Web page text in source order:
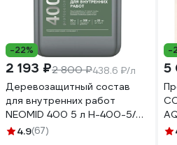
-22%
2 193 ₽2 800 ₽438.6 ₽/л
Деревозащитный состав
для внутренних работ
NEOMID 400 5 л Н-400-5/
к1:54.9(67)
-
5